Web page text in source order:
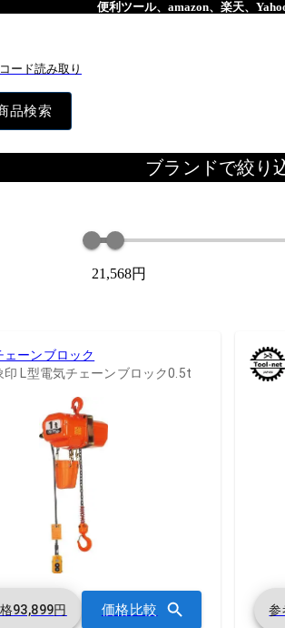
便利ツール、amazon、楽天、
ード読み取り
品検索
ブランドで絞り
21,568円
ェーンブロック
印 L型電気チェーンブロック0.5t
93,899円 価格比較 参